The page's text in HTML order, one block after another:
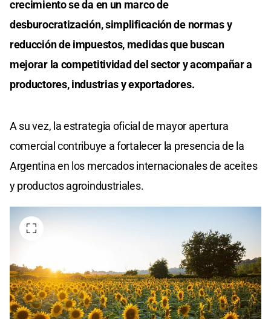
crecimiento se da en un marco de
desburocratización, simplificación de normas y
reducción de impuestos, medidas que buscan
mejorar la competitividad del sector y acompañar a
productores, industrias y exportadores.
A su vez, la estrategia oficial de mayor apertura
comercial contribuye a fortalecer la presencia de la
Argentina en los mercados internacionales de aceites
y productos agroindustriales.